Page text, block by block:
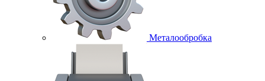
Металообробка